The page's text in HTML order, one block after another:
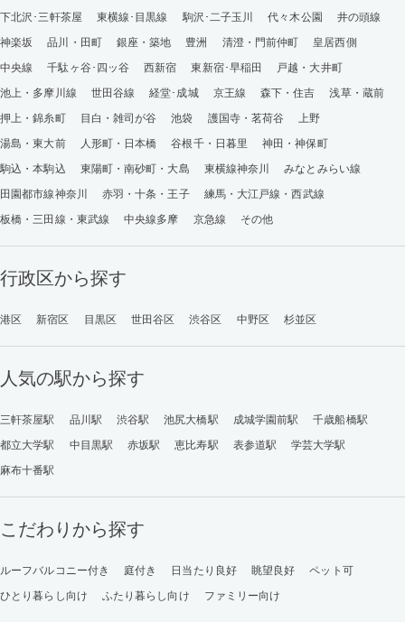
下北沢･三軒茶屋
東横線･目黒線 駒沢･二子玉川 代々木公園
井の頭線
神楽坂
品川・田町 銀座・築地 豊洲 清澄・門前仲町
皇居西側
中央線
千駄ヶ谷･四ッ谷 西新宿 東新宿･早稲田
戸越・大井町
池上・多摩川線
世田谷線 経堂･成城 京王線 森下・住吉
浅草・蔵前
押上・錦糸町
目白・雑司が谷 池袋 護国寺・茗荷谷
上野
湯島・東大前
人形町・日本橋 谷根千・日暮里
神田・神保町
駒込・本駒込
東陽町・南砂町・大島 東横線神奈川
みなとみらい線
田園都市線神奈川
赤羽・十条・王子
練馬・大江戸線・西武線
板橋・三田線・東武線
中央線多摩 京急線 その他
行政区から探す
港区 新宿区 目黒区 世田谷区 渋谷区 中野区 杉並区
人気の駅から探す
三軒茶屋駅 品川駅 渋谷駅 池尻大橋駅 成城学園前駅
千歳船橋駅
都立大学駅
中目黒駅 赤坂駅 恵比寿駅 表参道駅
学芸大学駅
麻布十番駅
こだわりから探す
ルーフバルコニー付き 庭付き 日当たり良好 眺望良好
ペット可
ひとり暮らし向け
ふたり暮らし向け ファミリー向け